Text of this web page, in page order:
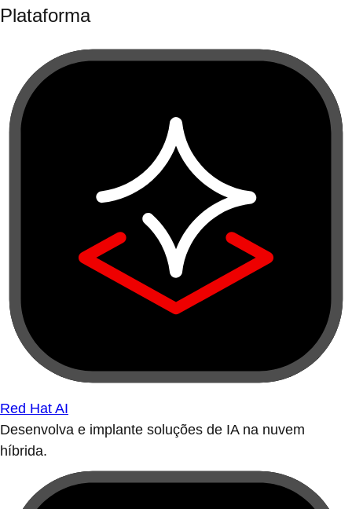
Plataforma
Red Hat AI
Desenvolva e implante soluções de IA na nuvem
híbrida.